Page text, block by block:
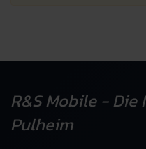
R&S Mobile - Die
Pulheim